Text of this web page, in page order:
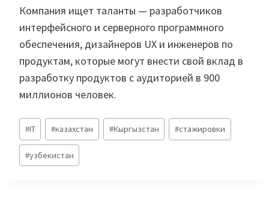
Компания ищет таланты — разработчиков
интерфейсного и серверного программного
обеспечения, дизайнеров UX и инженеров по
продуктам, которые могут внести свой вклад в
разработку продуктов с аудиторией в 900
миллионов человек.
Метки
записи:
#IT #казахстан #Кыргызстан #стажировки
#узбекистан